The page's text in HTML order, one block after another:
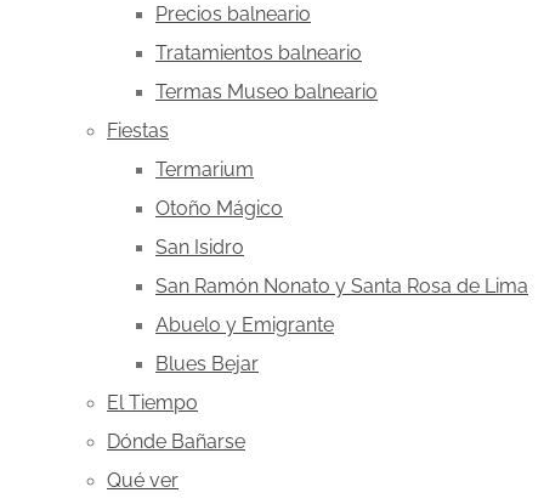
Precios balneario
Tratamientos balneario
Termas Museo balneario
Fiestas
Termarium
Otoño Mágico
San Isidro
San Ramón Nonato y Santa Rosa de Lima
Abuelo y Emigrante
Blues Bejar
El Tiempo
Dónde Bañarse
Qué ver